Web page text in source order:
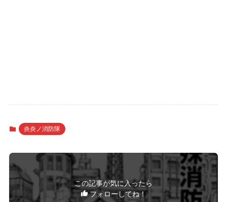
炎炎ノ消防隊
この記事が気に入ったら
フォローしてね！